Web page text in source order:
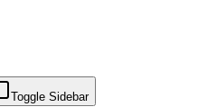
Toggle Sidebar